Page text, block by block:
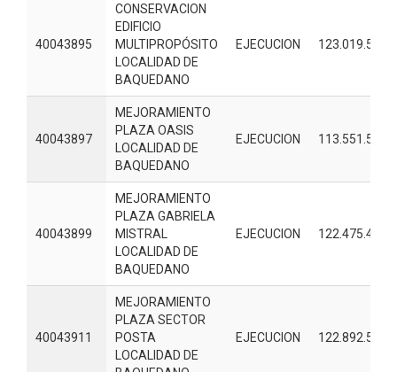
40043895
CONSERVACION
EDIFICIO
MULTIPROPÓSITO
LOCALIDAD DE
BAQUEDANO
EJECUCION 123.019.560
40043897
MEJORAMIENTO
PLAZA OASIS
LOCALIDAD DE
BAQUEDANO
EJECUCION 113.551.567
40043899
MEJORAMIENTO
PLAZA GABRIELA
MISTRAL
LOCALIDAD DE
BAQUEDANO
EJECUCION 122.475.409
40043911
MEJORAMIENTO
PLAZA SECTOR
POSTA
LOCALIDAD DE
EJECUCION 122.892.564